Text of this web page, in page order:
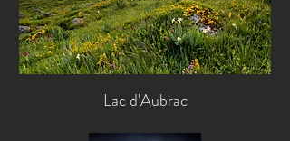
Lac d'Aubrac